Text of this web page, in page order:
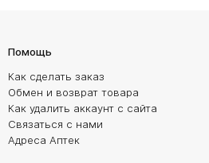
Помощь
Как сделать заказ
Обмен и возврат товара
Как удалить аккаунт с сайта
Связаться с нами
Адреса Аптек